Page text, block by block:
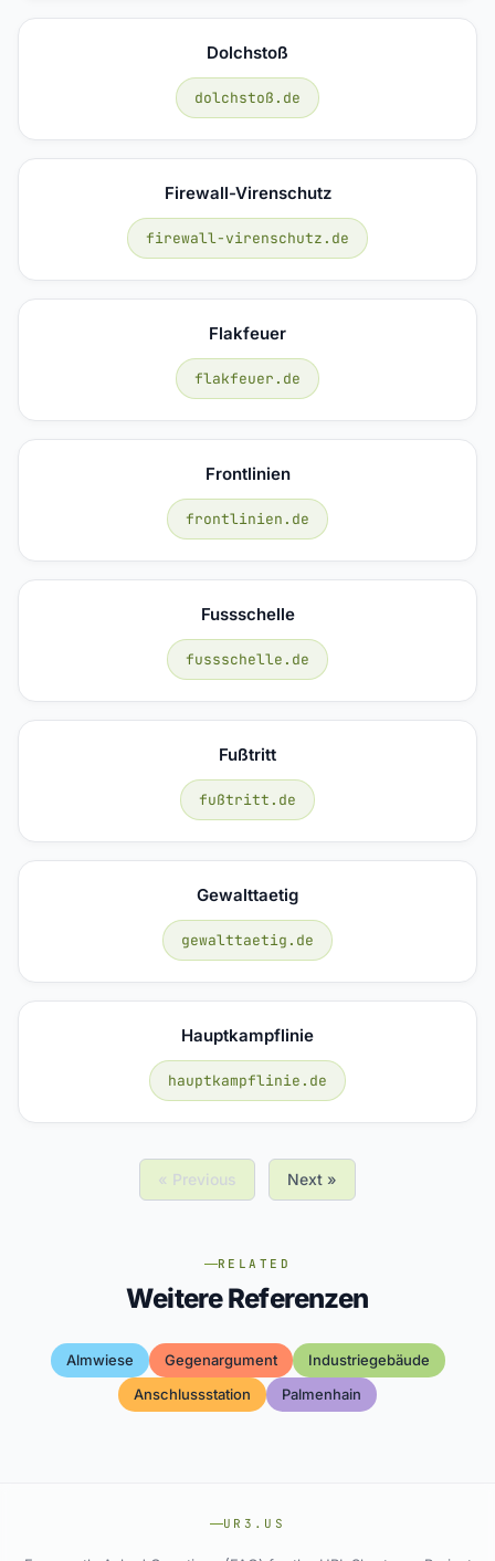
Dolchstoß
dolchstoß.de
Firewall-Virenschutz
firewall-virenschutz.de
Flakfeuer
flakfeuer.de
Frontlinien
frontlinien.de
Fussschelle
fussschelle.de
Fußtritt
fußtritt.de
Gewalttaetig
gewalttaetig.de
Hauptkampflinie
hauptkampflinie.de
« Previous Next »
RELATED
Weitere Referenzen
Almwiese Gegenargument
Industriegebäude
Anschlussstation
Palmenhain
UR3.US